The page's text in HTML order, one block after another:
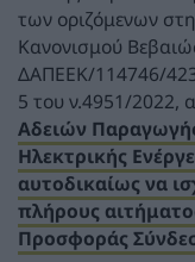
των οριζόμενων
Κανονισμού
ΔΑΠΕΕΚ/114746/
5 του ν.4951/2022,
Αδειών
Ηλεκτρικής
αυτοδικαίως να
πλήρους
Προσφοράς